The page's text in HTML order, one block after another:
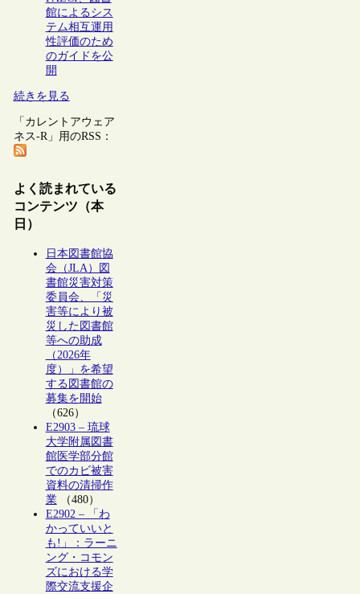
館によるシス
テム相互運用
性評価のため
のガイドを公
開
続きを見る
「カレントアウェア
ネス-R」用のRSS：
よく読まれている
コンテンツ（本
日）
日本図書館協
会（JLA）図
書館災害対策
委員会、「災
害等により被
災した図書館
等への助成
（2026年
度）」を希望
する図書館の
募集を開始
（626）
E2903 – 琉球
大学附属図書
館医学部分館
でのカビ被害
資料の清掃作
業（480）
E2902 – 「わ
かっていいと
も!」：ラーニ
ング・コモン
ズにおける学
際交流支援企